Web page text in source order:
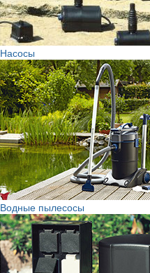
Насосы
Водные пылесосы